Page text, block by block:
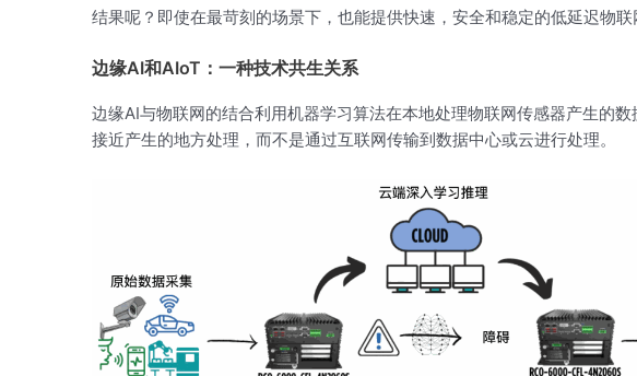
结果呢？即使在最苛刻的场景下，也能提供快速，安全和稳定的低延迟物联
边缘AI和AIoT：一种技术共生关系
边缘AI与物联网的结合利用机器学习算法在本地处理物联网传感器产生的
接近产生的地方处理，而不是通过互联网传输到数据中心或云进行处理。